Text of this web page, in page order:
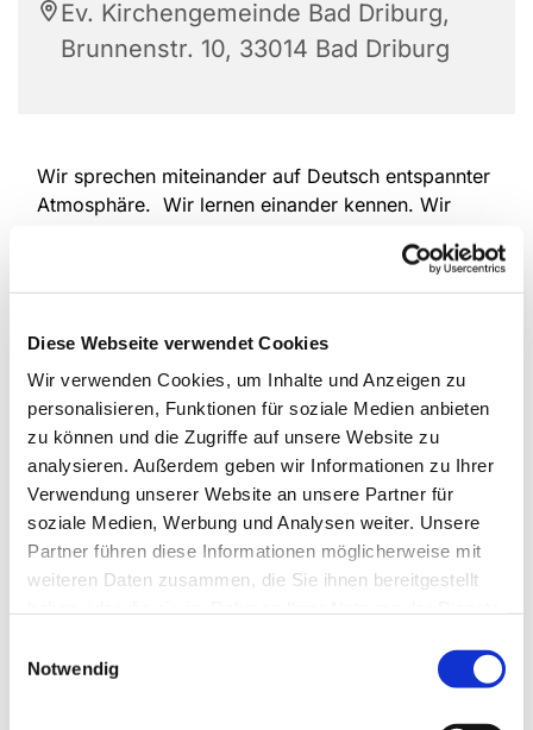
Diese Webseite verwendet Cookies
Wir verwenden Cookies, um Inhalte und Anzeigen zu
personalisieren, Funktionen für soziale Medien anbieten
zu können und die Zugriffe auf unsere Website zu
analysieren. Außerdem geben wir Informationen zu Ihrer
Verwendung unserer Website an unsere Partner für
soziale Medien, Werbung und Analysen weiter. Unsere
Partner führen diese Informationen möglicherweise mit
weiteren Daten zusammen, die Sie ihnen bereitgestellt
Notwendig
Ev. Kirchengemeinde Bad Driburg,
Brunnenstr. 10, 33014 Bad Driburg
Wir sprechen miteinander auf Deutsch entspannter
Atmosphäre. Wir lernen einander kennen. Wir
Muttersprachler/Innen sind herzlich willkommen.